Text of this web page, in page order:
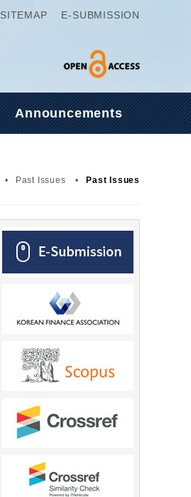
SITEMAP E-SUBMISSION
Announcements
• Past Issues • Past Issues